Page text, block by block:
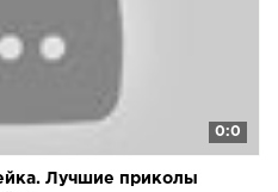
0:0
Лучшие приколы